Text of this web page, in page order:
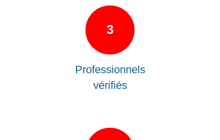
3
Professionnels
vérifiés